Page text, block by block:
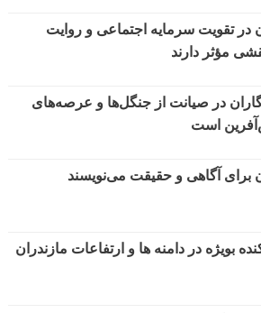
در تقویت سرمایه اجتماعی و روایت
مؤثر دارند
در صیانت از جنگل‌ها و عرصه‌های
است
برای آگاهی و حقیقت می‌نویسند
بویژه در دامنه ها و ارتفاعات مازندران